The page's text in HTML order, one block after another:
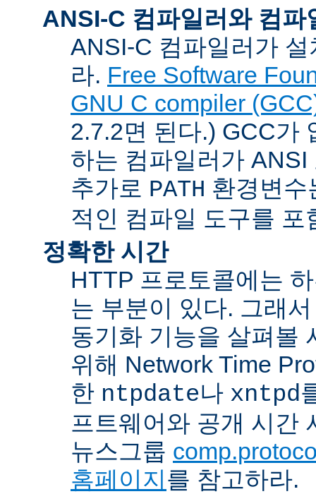
ANSI-C 컴파일러와 컴파
ANSI-C 컴파일러가
라. Free Software
GNU C compiler
2.7.2면 된다.) GCC가
하는 컴파일러가
추가로 PATH 환경변
적인 컴파일 도구를 포
정확한 시간
HTTP 프로토콜에는
는 부분이 있다. 그래
동기화 기능을 살펴볼
위해 Network Time
한 ntpdate나 xntpd
프트웨어와 공개 시간
뉴스그룹
홈페이지를 참고하라.